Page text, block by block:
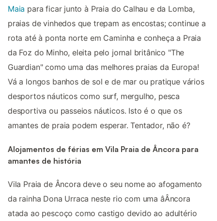
Maia para ficar junto à Praia do Calhau e da Lomba,
praias de vinhedos que trepam as encostas; continue a
rota até à ponta norte em Caminha e conheça a Praia
da Foz do Minho, eleita pelo jornal britânico "The
Guardian" como uma das melhores praias da Europa!
Vá a longos banhos de sol e de mar ou pratique vários
desportos náuticos como surf, mergulho, pesca
desportiva ou passeios náuticos. Isto é o que os
amantes de praia podem esperar. Tentador, não é?
Alojamentos de férias em Vila Praia de Âncora para
amantes de história
Vila Praia de Âncora deve o seu nome ao afogamento
da rainha Dona Urraca neste rio com uma âÂncora
atada ao pescoço como castigo devido ao adultério